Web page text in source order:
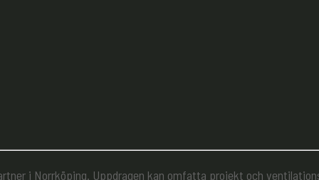
i Norrköping. Uppdragen kan omfatta projekt och